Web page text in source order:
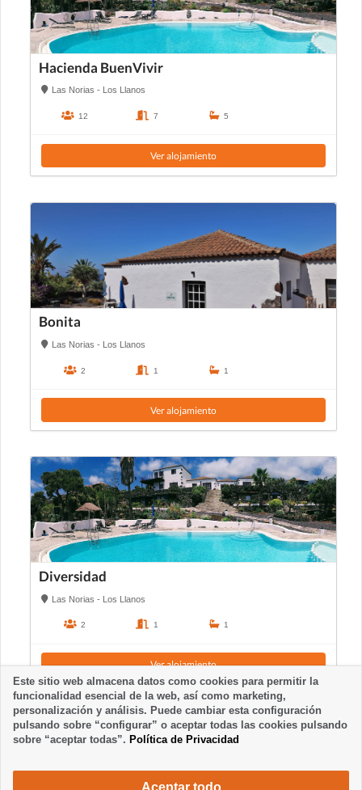
Hacienda BuenVivir
Las Norias - Los Llanos
12 7 5
Ver alojamiento
Bonita
Las Norias - Los Llanos
2 1 1
Ver alojamiento
Diversidad
Las Norias - Los Llanos
2 1 1
Ver alojamiento
Este sitio web almacena datos como cookies para permitir la
funcionalidad esencial de la web, así como marketing,
personalización y análisis. Puede cambiar esta configuración
pulsando sobre “configurar” o aceptar todas las cookies pulsando
sobre “aceptar todas”. Política de Privacidad
Aceptar todo